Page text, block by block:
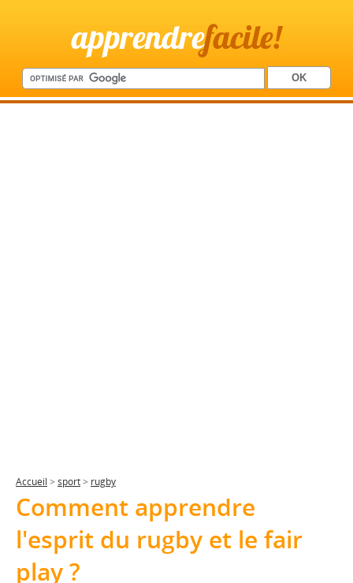
apprendrefacile!
Accueil > sport> rugby
Comment apprendre
l'esprit du rugby et le fair
play ?